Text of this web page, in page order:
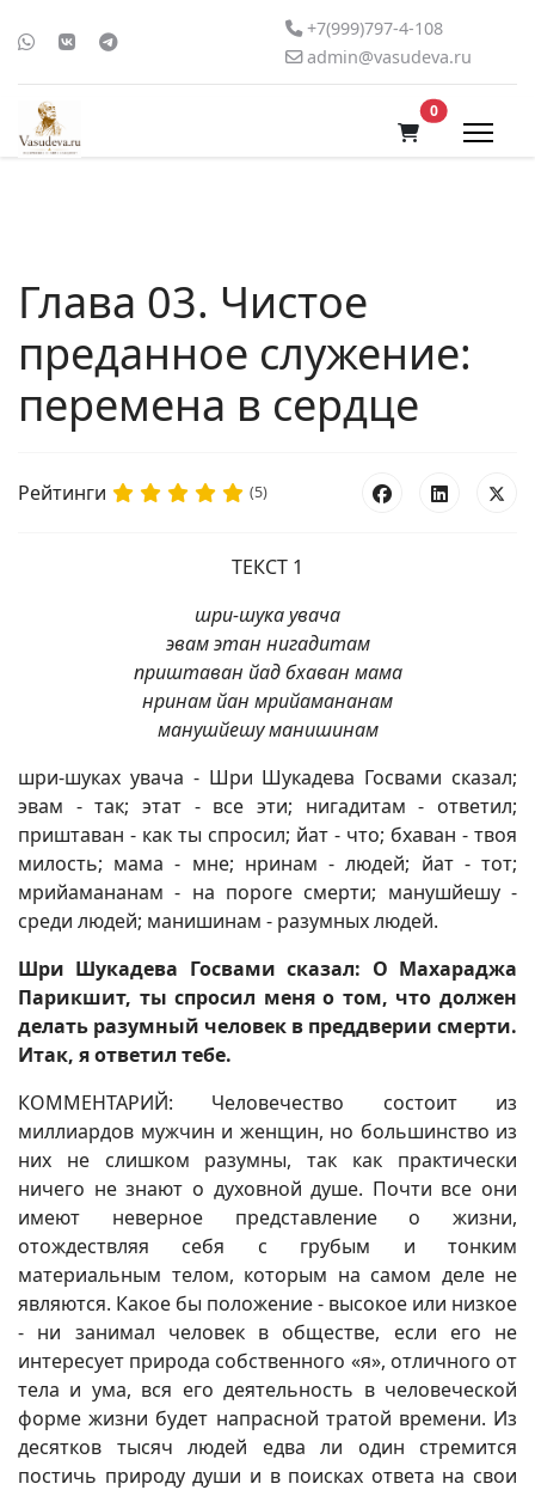
+7(999)797-4-108
admin@vasudeva.ru
0В корзину
Глава 03. Чистое
преданное служение:
перемена в сердце
Рейтинги (5)
ТЕКСТ 1
шри-шука увача
эвам этан нигадитам
приштаван йад бхаван мама
нринам йан мрийамананам
манушйешу манишинам
шри-шуках увача - Шри Шукадева Госвами сказал;
эвам - так; этат - все эти; нигадитам - ответил;
приштаван - как ты спросил; йат - что; бхаван - твоя
милость; мама - мне; нринам - людей; йат - тот;
мрийамананам - на пороге смерти; манушйешу -
среди людей; манишинам - разумных людей.
Шри Шукадева Госвами сказал: О Махараджа
Парикшит, ты спросил меня о том, что должен
делать разумный человек в преддверии смерти.
Итак, я ответил тебе.
КОММЕНТАРИЙ: Человечество состоит из
миллиардов мужчин и женщин, но большинство из
них не слишком разумны, так как практически
ничего не знают о духовной душе. Почти все они
имеют неверное представление о жизни,
отождествляя себя с грубым и тонким
материальным телом, которым на самом деле не
являются. Какое бы положение - высокое или низкое
- ни занимал человек в обществе, если его не
интересует природа собственного «я», отличного от
тела и ума, вся его деятельность в человеческой
форме жизни будет напрасной тратой времени. Из
десятков тысяч людей едва ли один стремится
постичь природу души и в поисках ответа на свои